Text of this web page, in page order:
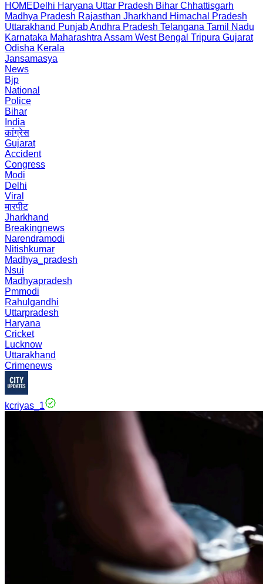
HOMEDelhi Haryana Uttar Pradesh Bihar Chhattisgarh
Madhya Pradesh Rajasthan Jharkhand Himachal Pradesh
Uttarakhand PunjabAndhra Pradesh Telangana Tamil Nadu
Karnataka Maharashtra Assam West Bengal Tripura Gujarat
Odisha Kerala
Jansamasya
News
Bjp
National
Police
Bihar
India
कांग्रेस
Gujarat
Accident
Congress
Modi
Delhi
Viral
मारपीट
Jharkhand
Breakingnews
Narendramodi
Nitishkumar
Madhya_pradesh
Nsui
Madhyapradesh
Pmmodi
Rahulgandhi
Uttarpradesh
Haryana
Cricket
Lucknow
Uttarakhand
Crimenews
kcriyas_1